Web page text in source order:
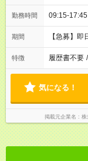
勤務時間 09:15-
期間 【急募】
特徴 履歴書不要 /
気になる！
掲載元企業名 株